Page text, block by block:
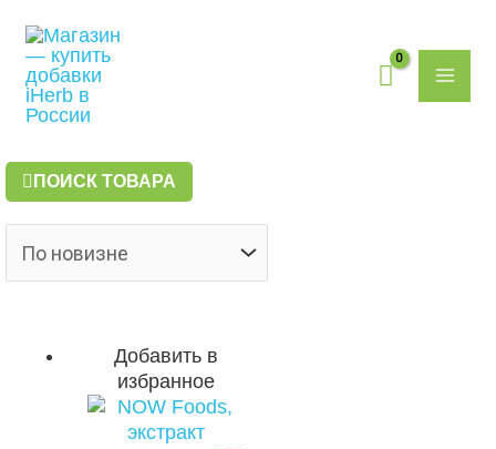
содержимому
ПОИСК ТОВАРА
Добавить в
избранное
товаров